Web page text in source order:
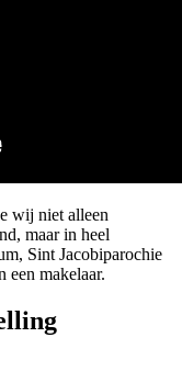
wij niet alleen
maar in heel
Sint Jacobiparochie
een makelaar.